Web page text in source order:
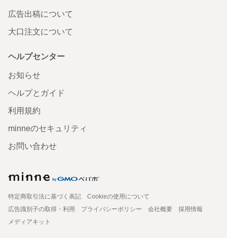
広告出稿について
大口注文について
ヘルプセンター
お知らせ
ヘルプとガイド
利用規約
minneのセキュリティ
お問い合わせ
特定商取引法に基づく表記
Cookieの使用について
広告識別子の取得・利用
プライバシーポリシー 会社概要
採用情報
メディアキット